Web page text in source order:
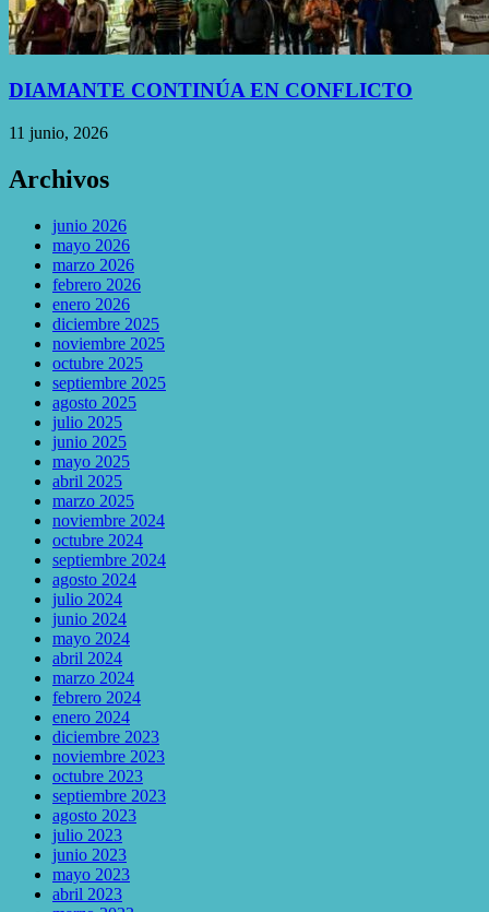
DIAMANTE CONTINÚA EN CONFLICTO
11 junio, 2026
Archivos
junio 2026
mayo 2026
marzo 2026
febrero 2026
enero 2026
diciembre 2025
noviembre 2025
octubre 2025
septiembre 2025
agosto 2025
julio 2025
junio 2025
mayo 2025
abril 2025
marzo 2025
noviembre 2024
octubre 2024
septiembre 2024
agosto 2024
julio 2024
junio 2024
mayo 2024
abril 2024
marzo 2024
febrero 2024
enero 2024
diciembre 2023
noviembre 2023
octubre 2023
septiembre 2023
agosto 2023
julio 2023
junio 2023
mayo 2023
abril 2023